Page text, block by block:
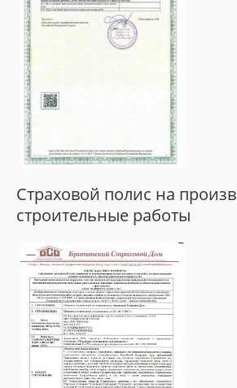
Страховой полис на
строительные работы